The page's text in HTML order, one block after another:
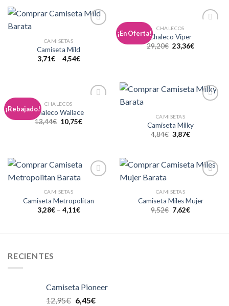
CAMISETAS
Camiseta Mild
3,71€– 4,54€
¡En Oferta!
CHALECOS
Chaleco Viper
29,20€ 23,36€
¡Rebajado!
CHALECOS
Chaleco Wallace
13,44€ 10,75€
CAMISETAS
Camiseta Milky
4,84€ 3,87€
lista de
deseos
CAMISETAS
Camiseta Metropolitan
3,28€– 4,11€
lista de
deseos
CAMISETAS
Camiseta Miles Mujer
9,52€ 7,62€
RECIENTES
Camiseta Pioneer
12,95€ 6,45€